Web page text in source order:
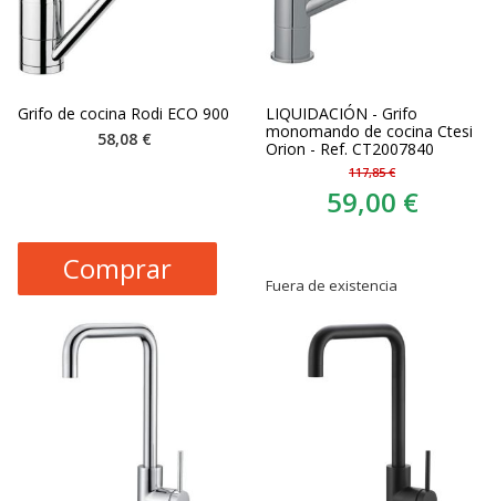
Grifo de cocina Rodi ECO 900
58,08 €
Comprar
LIQUIDACIÓN - Grifo
monomando de cocina Ctesi
Orion - Ref. CT2007840
117,85 €
59,00 €
Fuera de existencia